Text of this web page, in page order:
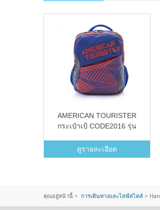
AMERICAN TOURISTER
กระเป๋าเป้ CODE2016 รุ่น
ดูรายละเอียด
คุณอยู่หน้านี้ > การเดินทางและไลฟ์สไตล์ >